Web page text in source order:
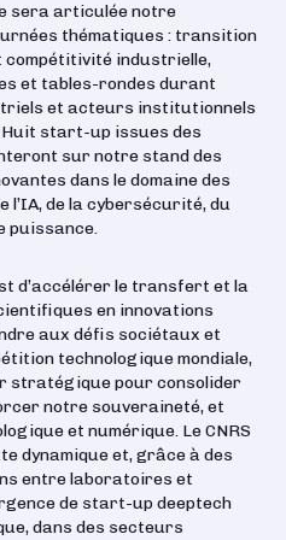
sera articulée notre
thématiques : transition
compétitivité industrielle,
et tables-rondes durant
et acteurs institutionnels
start-up issues des
sur notre stand des
dans le domaine des
l’IA, de la cybersécurité, du
puissance.
d’accélérer le transfert et la
en innovations
aux défis sociétaux et
technologique mondiale,
stratégique pour consolider
notre souveraineté, et
et numérique. Le CNRS
dynamique et, grâce à des
entre laboratoires et
de start-up deeptech
dans des secteurs